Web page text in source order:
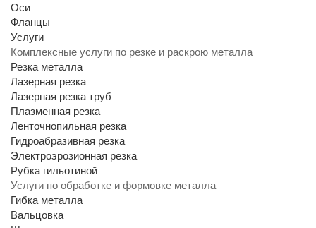
Оси
Фланцы
Услуги
Комплексные услуги по резке и раскрою металла
Резка металла
Лазерная резка
Лазерная резка труб
Плазменная резка
Ленточнопильная резка
Гидроабразивная резка
Электроэрозионная резка
Рубка гильотиной
Услуги по обработке и формовке металла
Гибка металла
Вальцовка